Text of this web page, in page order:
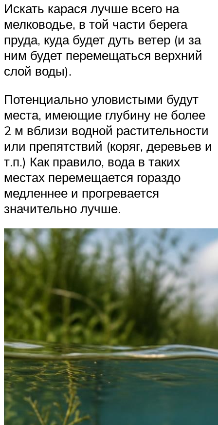
Искать карася лучше всего на
мелководье, в той части берега
пруда, куда будет дуть ветер (и за
ним будет перемещаться верхний
слой воды).
Потенциально уловистыми будут
места, имеющие глубину не более
2 м вблизи водной растительности
или препятствий (коряг, деревьев и
т.п.) Как правило, вода в таких
местах перемещается гораздо
медленнее и прогревается
значительно лучше.